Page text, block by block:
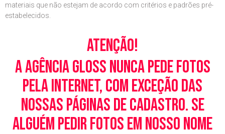
materiais que não estejam de acordo com critérios e padrões pré-
estabelecidos.
Atenção!
A Agência Gloss nunca pede fotos
pela Internet, com exceção das
nossas páginas de cadastro. Se
alguém pedir fotos em nosso nome